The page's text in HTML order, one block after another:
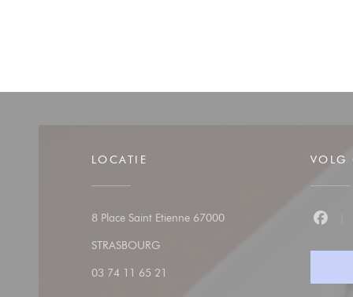
LOCATIE
8 Place Saint Etienne 67000
STRASBOURG((opent in een nieuw venster))
03 74 11 65 21
VOLG